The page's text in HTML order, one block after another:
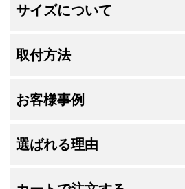
サイズについて
取付方法
お客様事例
選ばれる理由